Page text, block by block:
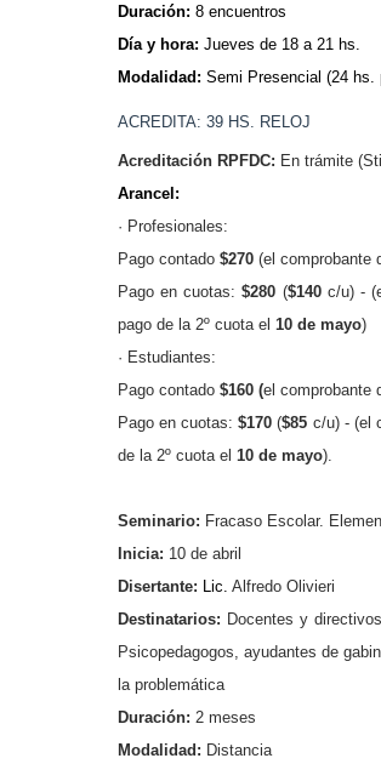
Duración: 8 encuentros
Día y hora: Jueves de 18 a 21 hs.
Modalidad: Semi Presencial (24
ACREDITA: 39 HS. RELOJ
Acreditación RPFDC: En trámite
Arancel:
· Profesionales:
Pago contado $270 (el comprobante
Pago en cuotas:$280 ($140 c/u) -
pago de la 2º cuota el 10 de mayo)
· Estudiantes:
Pago contado $160 (el comprobante
Pago en cuotas:$170($85 c/u) - (el
de la 2º cuota el 10 de mayo).
Seminario: Fracaso Escolar.
Inicia: 10 de abril
Disertante: Lic. Alfredo Olivieri
Destinatarios: Docentes y
Psicopedagogos, ayudantes de
la problemática
Duración: 2 meses
Modalidad: Distancia